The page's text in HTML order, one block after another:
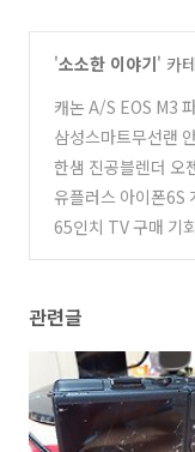
'소소한 이야기' 카
캐논 A/S EOS M3
삼성스마트무선랜
랜
(2)
한샘 진공블렌더 오
품 정보 (2)
유플러스 아이폰6S
(0)
65인치 TV 구매 기
관련글